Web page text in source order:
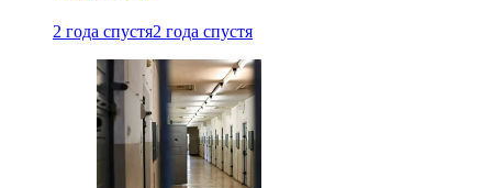
2 года спустя2 года спустя